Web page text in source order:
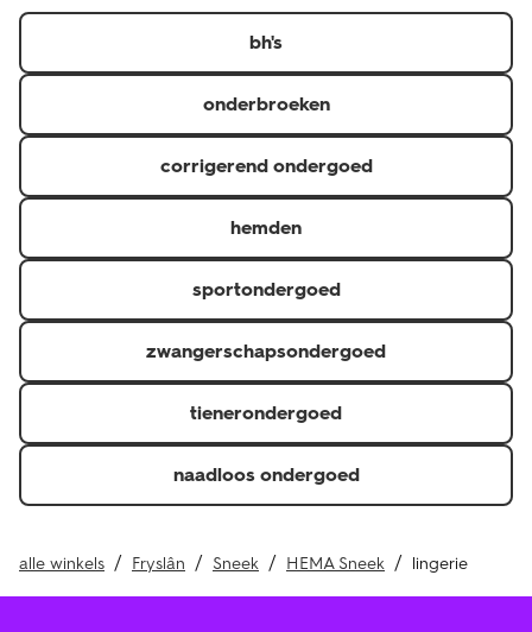
er in diverse kleuren, designs en verschillende maten.
bh's
onderbroeken
corrigerend ondergoed
hemden
sportondergoed
zwangerschapsondergoed
tienerondergoed
naadloos ondergoed
alle winkels Fryslân Sneek HEMA Sneek lingerie